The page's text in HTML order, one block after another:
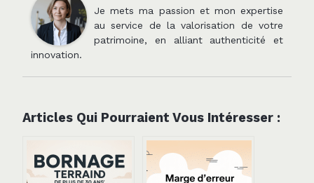
Je mets ma passion et mon expertise
au service de la valorisation de votre
patrimoine, en alliant authenticité et
innovation.
Articles Qui Pourraient Vous Intéresser :